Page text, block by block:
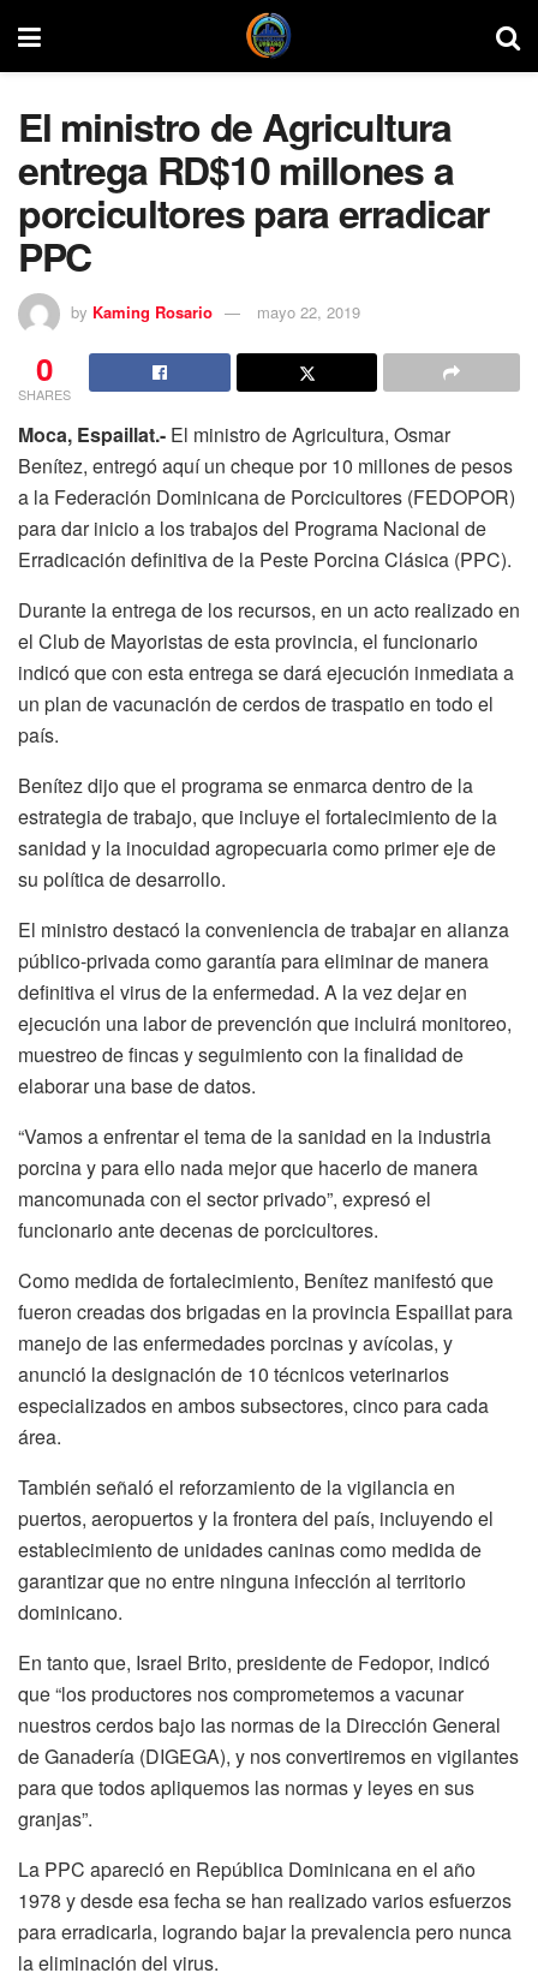
El ministro de Agricultura
entrega RD$10 millones a
porcicultores para erradicar
PPC
by Kaming Rosario mayo 22, 2019
0
SHARES
Moca, Espaillat.- El ministro de Agricultura, Osmar
Benítez, entregó aquí un cheque por 10 millones de pesos
a la Federación Dominicana de Porcicultores (FEDOPOR)
para dar inicio a los trabajos del Programa Nacional de
Erradicación definitiva de la Peste Porcina Clásica (PPC).
Durante la entrega de los recursos, en un acto realizado en
el Club de Mayoristas de esta provincia, el funcionario
indicó que con esta entrega se dará ejecución inmediata a
un plan de vacunación de cerdos de traspatio en todo el
país.
Benítez dijo que el programa se enmarca dentro de la
estrategia de trabajo, que incluye el fortalecimiento de la
sanidad y la inocuidad agropecuaria como primer eje de
su política de desarrollo.
El ministro destacó la conveniencia de trabajar en alianza
público-privada como garantía para eliminar de manera
definitiva el virus de la enfermedad. A la vez dejar en
ejecución una labor de prevención que incluirá monitoreo,
muestreo de fincas y seguimiento con la finalidad de
elaborar una base de datos.
“Vamos a enfrentar el tema de la sanidad en la industria
porcina y para ello nada mejor que hacerlo de manera
mancomunada con el sector privado”, expresó el
funcionario ante decenas de porcicultores.
Como medida de fortalecimiento, Benítez manifestó que
fueron creadas dos brigadas en la provincia Espaillat para
manejo de las enfermedades porcinas y avícolas, y
anunció la designación de 10 técnicos veterinarios
especializados en ambos subsectores, cinco para cada
área.
También señaló el reforzamiento de la vigilancia en
puertos, aeropuertos y la frontera del país, incluyendo el
establecimiento de unidades caninas como medida de
garantizar que no entre ninguna infección al territorio
dominicano.
En tanto que, Israel Brito, presidente de Fedopor, indicó
que “los productores nos comprometemos a vacunar
nuestros cerdos bajo las normas de la Dirección General
de Ganadería (DIGEGA), y nos convertiremos en vigilantes
para que todos apliquemos las normas y leyes en sus
granjas”.
La PPC apareció en República Dominicana en el año
1978 y desde esa fecha se han realizado varios esfuerzos
para erradicarla, logrando bajar la prevalencia pero nunca
la eliminación del virus.